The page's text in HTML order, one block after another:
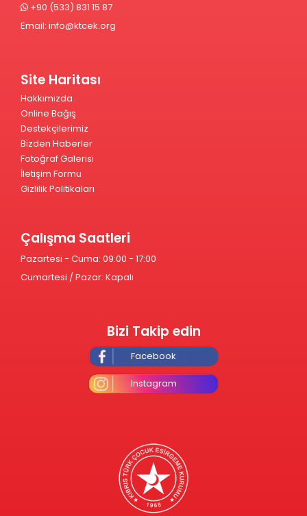
+90 (533) 831 15 87
Email: info@ktcek.org
Site Haritası
Hakkımızda
Online Bağış
Destekçilerimiz
Bizden Haberler
Fotoğraf Galerisi
İletişim Formu
Gizlilik Politikaları
Çalışma Saatleri
Pazartesi - Cuma: 09:00 - 17:00
Cumartesi / Pazar: Kapalı
Bizi Takip edin
Facebook
Instagram